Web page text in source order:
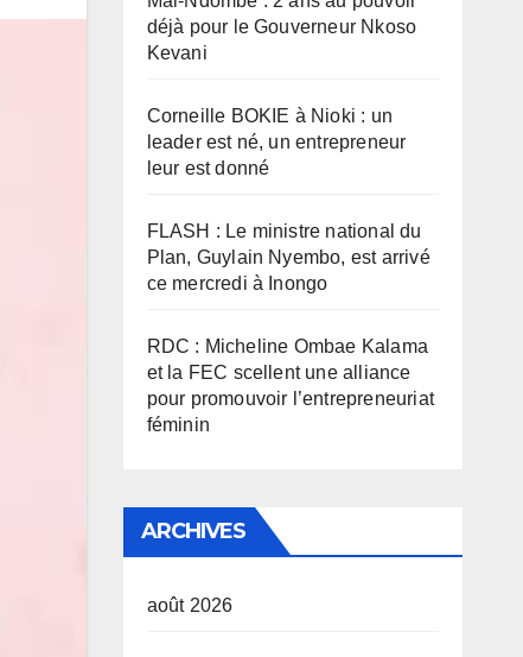
déjà pour le Gouverneur Nkoso
Kevani
Corneille BOKIE à Nioki : un
leader est né, un entrepreneur
leur est donné
FLASH : Le ministre national du
Plan, Guylain Nyembo, est arrivé
ce mercredi à Inongo
RDC : Micheline Ombae Kalama
et la FEC scellent une alliance
pour promouvoir l’entrepreneuriat
féminin
ARCHIVES
août 2026